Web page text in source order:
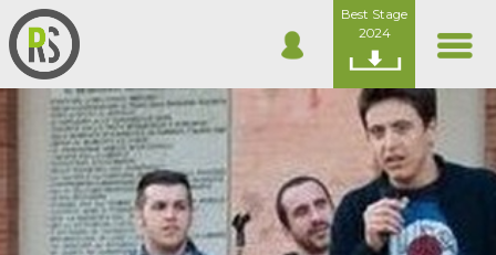
Best Stage
2024